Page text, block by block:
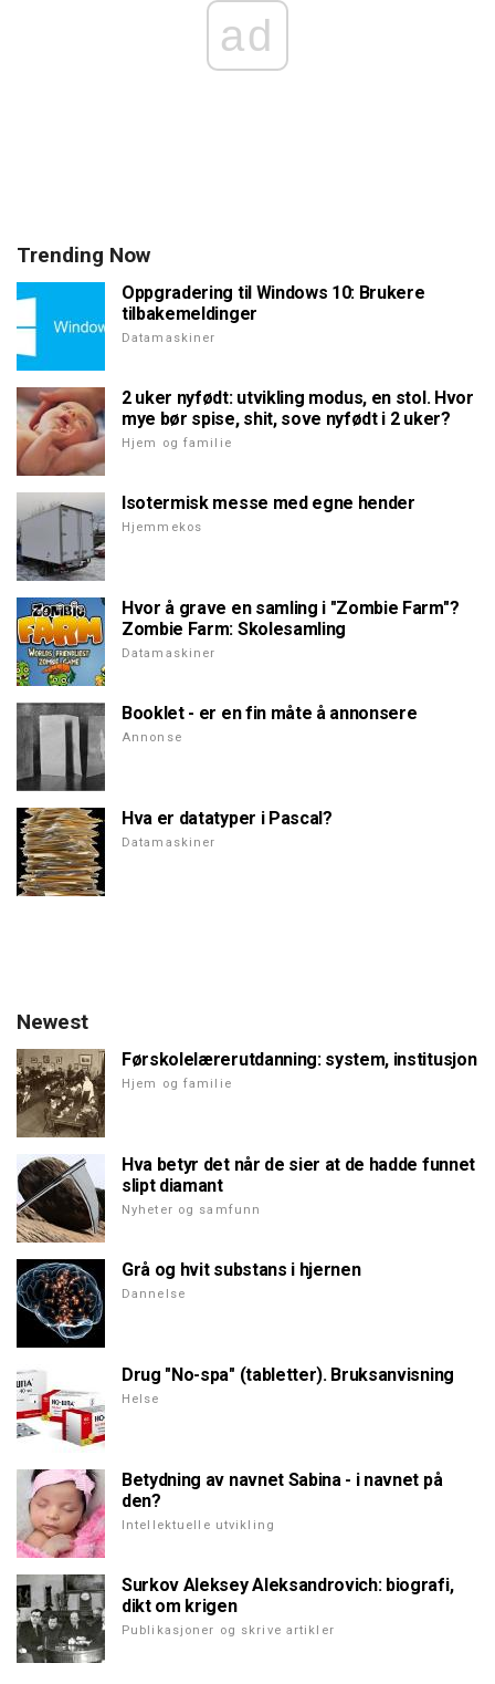
ad
Trending Now
Oppgradering til Windows 10: Brukere
tilbakemeldinger
Datamaskiner
2 uker nyfødt: utvikling modus, en stol. Hvor
mye bør spise, shit, sove nyfødt i 2 uker?
Hjem og familie
Isotermisk messe med egne hender
Hjemmekos
Hvor å grave en samling i "Zombie Farm"?
Zombie Farm: Skolesamling
Datamaskiner
Booklet - er en fin måte å annonsere
Annonse
Hva er datatyper i Pascal?
Datamaskiner
Newest
Førskolelærerutdanning: system, institusjon
Hjem og familie
Hva betyr det når de sier at de hadde funnet
slipt diamant
Nyheter og samfunn
Grå og hvit substans i hjernen
Dannelse
Drug "No-spa" (tabletter). Bruksanvisning
Helse
Betydning av navnet Sabina - i navnet på
den?
Intellektuelle utvikling
Surkov Aleksey Aleksandrovich: biografi,
dikt om krigen
Publikasjoner og skrive artikler